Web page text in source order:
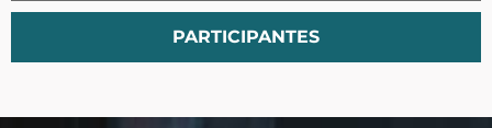
PARTICIPANTES